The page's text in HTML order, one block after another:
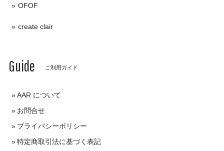
OFOF
create clair
Guide ご利用ガイド
AAR について
お問合せ
プライバシーポリシー
特定商取引法に基づく表記